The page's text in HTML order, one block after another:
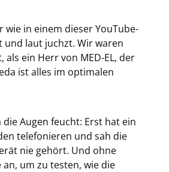
in einem dieser YouTube-
und laut juchzt. Wir waren
ein Herr von MED-EL, der
ist alles im optimalen
Augen feucht: Erst hat ein
telefonieren und sah die
nie gehört. Und ohne
um zu testen, wie die